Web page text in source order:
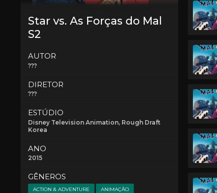
Star vs. As Forças do Mal
S2
AUTOR
???
DIRETOR
???
ESTÚDIO
Disney Television Animation, Rough Draft
Korea
ANO
2015
GÊNEROS
ACTION & ADVENTURE
ANIMAÇÃO